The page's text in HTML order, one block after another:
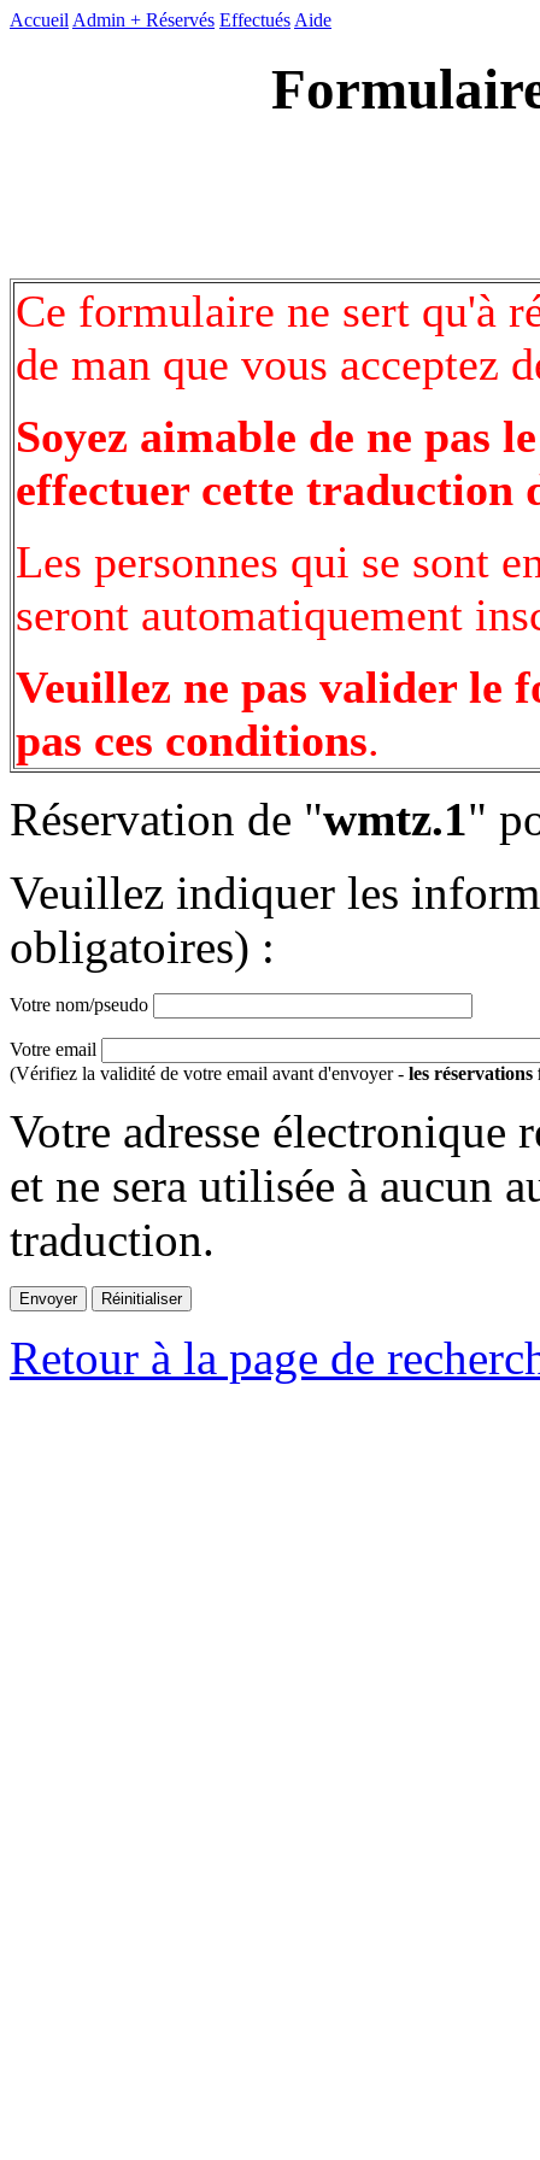
Accueil Admin + Réservés Effectués Aide
Ce formulaire ne sert qu'à
de man que vous acceptez
Soyez aimable de ne pas
effectuer cette traduction
Les personnes qui se sont
seront automatiquement
Veuillez ne pas valider le
pas ces conditions.
Réservation de "wmtz.1"
Veuillez indiquer les
obligatoires) :
Votre nom/pseudo
Votre email
(Vérifiez la validité de votre email avant d'envoyer - les réservations
Votre adresse électronique
et ne sera utilisée à aucun
traduction.
Retour à la page de